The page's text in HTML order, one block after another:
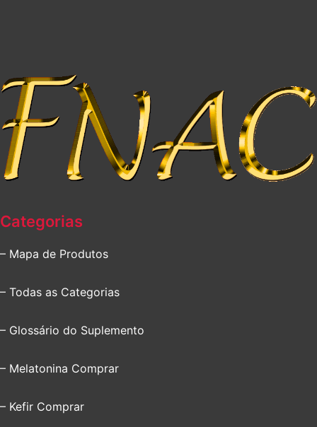
Categorias
– Mapa de Produtos
– Todas as Categorias
– Glossário do Suplemento
– Melatonina Comprar
– Kefir Comprar